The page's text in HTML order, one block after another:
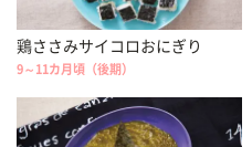
鶏ささみサイコロおにぎり
9～11カ月頃（後期）